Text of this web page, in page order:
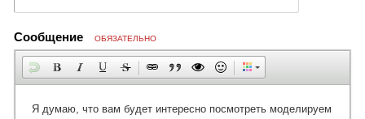
Сообщение ОБЯЗАТЕЛЬНО